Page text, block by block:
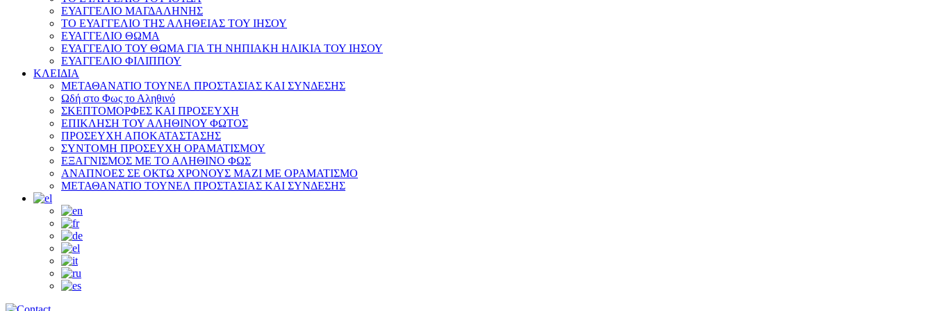
ΕΥΑΓΓΕΛΙΟ ΜΑΓΔΑΛΗΝΗΣ
ΤΟ ΕΥΑΓΓΕΛΙΟ ΤΗΣ ΑΛΗΘΕΙΑΣ ΤΟΥ ΙΗΣΟΥ
ΕΥΑΓΓΕΛΙΟ ΘΩΜΑ
ΕΥΑΓΓΕΛΙΟ ΤΟΥ ΘΩΜΑ ΓΙΑ ΤΗ ΝΗΠΙΑΚΗ ΗΛΙΚΙΑ ΤΟΥ ΙΗΣΟΥ
ΕΥΑΓΓΕΛΙΟ ΦΙΛΙΠΠΟΥ
ΚΛΕΙΔΙΑ
ΜΕΤΑΘΑΝΑΤΙΟ ΤΟΥΝΕΛ ΠΡΟΣΤΑΣΙΑΣ ΚΑΙ ΣΥΝΔΕΣΗΣ
Ωδή στο Φως το Αληθινό
ΣΚΕΠΤΟΜΟΡΦΕΣ ΚΑΙ ΠΡΟΣΕΥΧΗ
ΕΠΙΚΛΗΣΗ ΤΟΥ ΑΛΗΘΙΝΟΥ ΦΩΤΟΣ
ΠΡΟΣΕΥΧΗ ΑΠΟΚΑΤΑΣΤΑΣΗΣ
ΣΥΝΤΟΜΗ ΠΡΟΣΕΥΧΗ ΟΡΑΜΑΤΙΣΜΟΥ
ΕΞΑΓΝΙΣΜΟΣ ΜΕ ΤΟ ΑΛΗΘΙΝΟ ΦΩΣ
ΑΝΑΠΝΟΕΣ ΣΕ ΟΚΤΩ ΧΡΟΝΟΥΣ ΜΑΖΙ ΜΕ ΟΡΑΜΑΤΙΣΜΟ
ΜΕΤΑΘΑΝΑΤΙΟ ΤΟΥΝΕΛ ΠΡΟΣΤΑΣΙΑΣ ΚΑΙ ΣΥΝΔΕΣΗΣ